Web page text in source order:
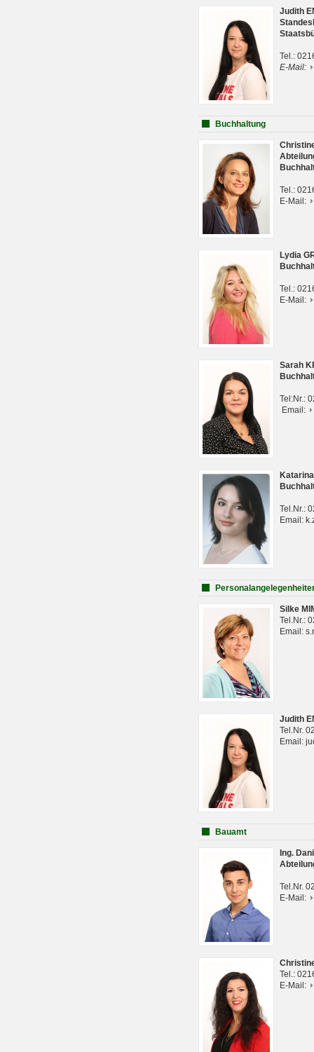
Judith
Tel.:
E-Mail:
Buchhaltung
Tel.:
E-Mail:
Lydia
Tel.:
E-Mail:
Sarah
Tel:Nr.:
Email:
Tel.Nr.:
Email:
Silke
Tel.Nr.:
Email:
Judith
Tel.Nr.
Email:
Bauamt
Ing.
Tel.Nr.
E-Mail:
Tel.:
E-Mail: